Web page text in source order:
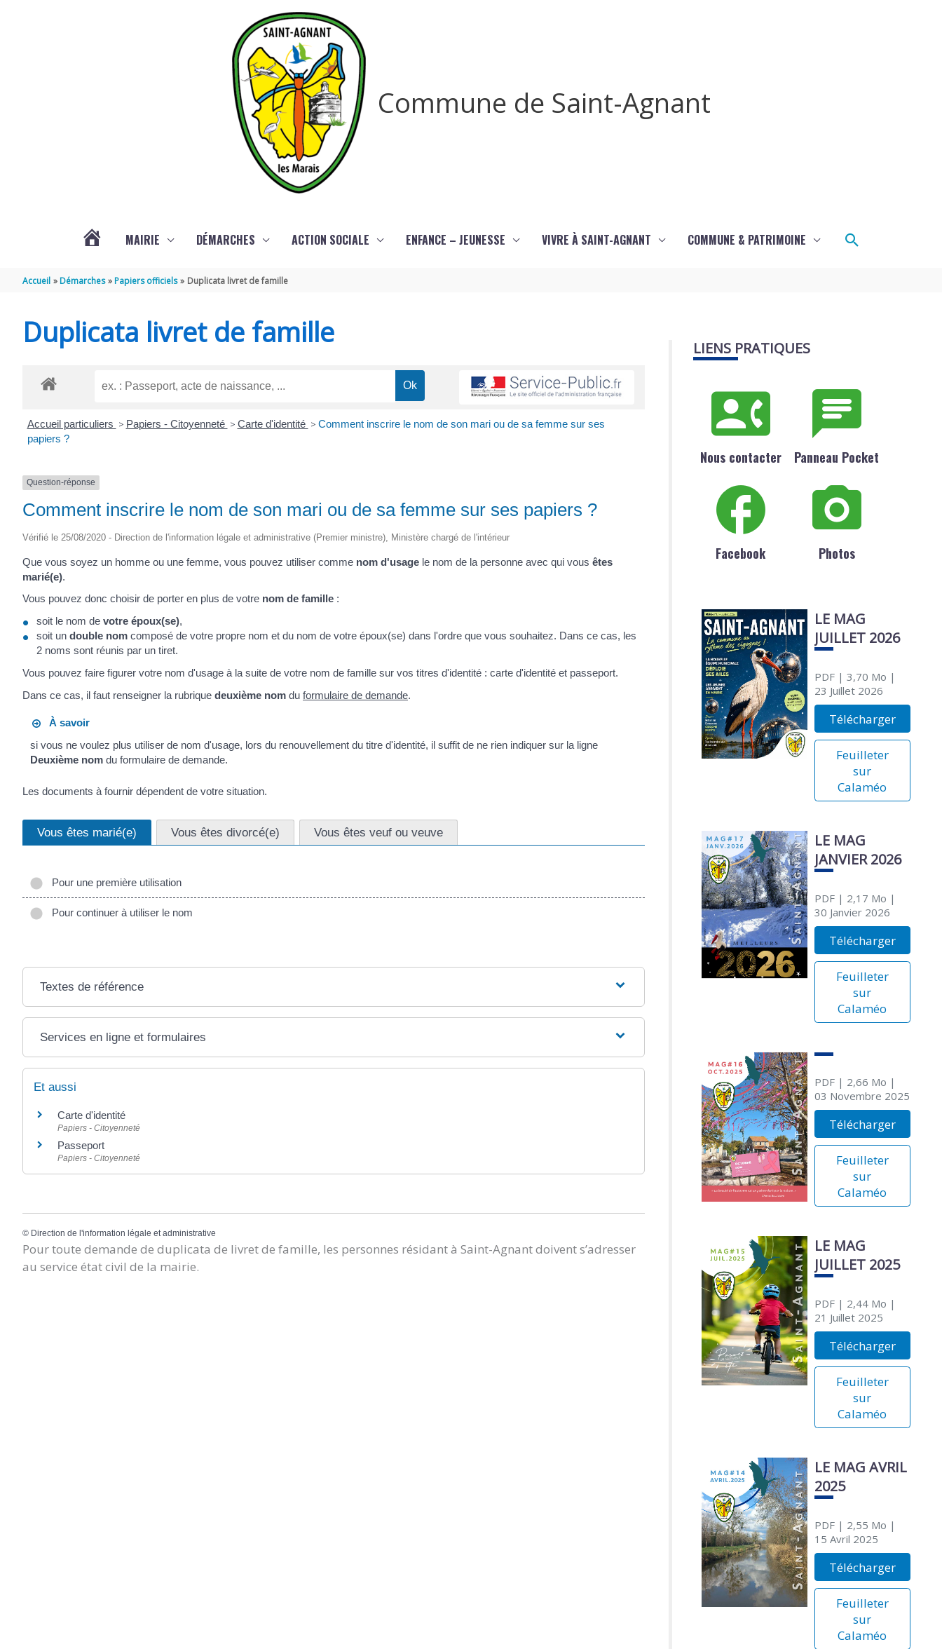
Commune de Saint-Agnant
MAIRIE DÉMARCHES ACTION SOCIALE ENFANCE – JEUNESSE VIVRE À SAINT-AGNANT COMMUNE & PATRIMOINE Rechercher
Accueil Démarches Papiers officiels Duplicata livret de famille
Duplicata livret de famille
Accueil particuliers > Papiers - Citoyenneté > Carte d'identité > Comment inscrire le nom de son mari ou de sa femme sur ses
papiers ?
Question-réponse
Comment inscrire le nom de son mari ou de sa femme sur ses papiers ?
Vérifié le 25/08/2020 - Direction de l'information légale et administrative (Premier ministre), Ministère chargé de l'intérieur
Que vous soyez un homme ou une femme, vous pouvez utiliser comme nom d'usage le nom de la personne avec qui vous êtes
marié(e).
Vous pouvez donc choisir de porter en plus de votre nom de famille :
soit le nom de votre époux(se),
soit un double nom composé de votre propre nom et du nom de votre époux(se) dans l'ordre que vous souhaitez. Dans ce cas, les
2 noms sont réunis par un tiret.
Vous pouvez faire figurer votre nom d'usage à la suite de votre nom de famille sur vos titres d'identité : carte d'identité et passeport.
Dans ce cas, il faut renseigner la rubrique deuxième nom du formulaire de demande.
À savoir
si vous ne voulez plus utiliser de nom d'usage, lors du renouvellement du titre d'identité, il suffit de ne rien indiquer sur la ligne
Deuxième nom du formulaire de demande.
Les documents à fournir dépendent de votre situation.
Vous êtes marié(e) Vous êtes divorcé(e) Vous êtes veuf ou veuve
Pour une première utilisation
Pour continuer à utiliser le nom
Textes de référence
Services en ligne et formulaires
Et aussi
Carte d'identité
Papiers - Citoyenneté
Passeport
Papiers - Citoyenneté
© Direction de l'information légale et administrative
Pour toute demande de duplicata de livret de famille, les personnes résidant à Saint-Agnant doivent s’adresser
au service état civil de la mairie.
LIENS PRATIQUES
Nous contacter Panneau Pocket
Facebook Photos
LE MAG
JUILLET 2026
PDF| 3,70 Mo |
23 Juillet 2026
Télécharger
Feuilleter
sur
Calaméo
LE MAG
JANVIER 2026
PDF| 2,17 Mo |
30 Janvier 2026
Télécharger
Feuilleter
sur
Calaméo
PDF| 2,66 Mo |
03 Novembre 2025
Télécharger
Feuilleter
sur
Calaméo
LE MAG
JUILLET 2025
PDF| 2,44 Mo |
21 Juillet 2025
Télécharger
Feuilleter
sur
Calaméo
LE MAG AVRIL
2025
PDF| 2,55 Mo |
15 Avril 2025
Télécharger
Feuilleter
sur
Calaméo